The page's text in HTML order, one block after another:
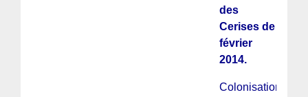
des
Cerises de
février
2014.
Colonisation :